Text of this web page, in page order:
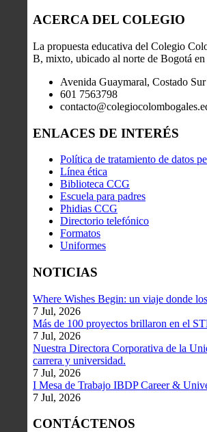
ACERCA DEL COLEGIO
La propuesta educativa del Colegio
B, mixto, ubicado al norte de Bogotá en
Avenida Guaymaral, Costado
601 7563798
ENLACES DE INTERÉS
Política de tratamiento de datos
Línea ética
Biblioteca CCG
Escuela para padres
Phidias CCG
Directorio telefónico
Formatos
Uniformes
NOTICIAS
Where Wishes Begin: un viaje donde
7 Jul, 2026
Más de 100 proyectos brillaron en el
7 Jul, 2026
Nuestra Directora Corporativa de la
carrera y universidad.
7 Jul, 2026
I Mesa de Trabajo IBDP Career &
7 Jul, 2026
CONTÁCTENOS